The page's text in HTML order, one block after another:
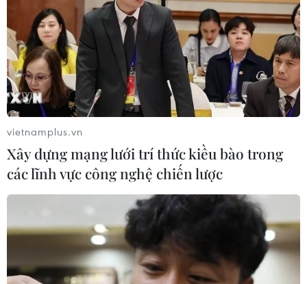
TIN LIÊN QUAN
Gia Lai đón phụ nữ mang thai và trẻ em từ
vùng dịch về địa phương
vietnamplus.vn
Xây dựng mạng lưới trí thức kiều bào trong
các lĩnh vực công nghệ chiến lược